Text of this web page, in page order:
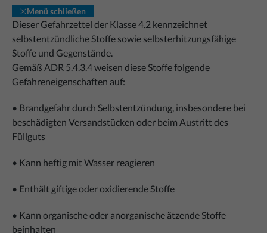
Menü schließen
Dieser Gefahrzettel der Klasse 4.2 kennzeichnet
selbstentzündliche Stoffe sowie selbsterhitzungsfähige
Stoffe und Gegenstände.
Gemäß ADR 5.4.3.4 weisen diese Stoffe folgende
Gefahreneigenschaften auf:
• Brandgefahr durch Selbstentzündung, insbesondere bei
beschädigten Versandstücken oder beim Austritt des
Füllguts
• Kann heftig mit Wasser reagieren
• Enthält giftige oder oxidierende Stoffe
• Kann organische oder anorganische ätzende Stoffe
beinhalten